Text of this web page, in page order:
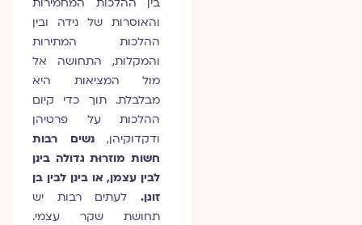
והאוסרות של נידה ובין
ההלכות המתירות
והמקלות, התחושה אל
מול המציאות היא
מבלבלת. תוך כדי קיום
ההלכות על פרטיהן
ודקדוקיהן,
נשים רבות
חשות מוזרוּת גדולה בינן
לבין עצמן, או בינן לבין בן
זוגן.לעתים רבות יש
תחושת שקר עצמי.